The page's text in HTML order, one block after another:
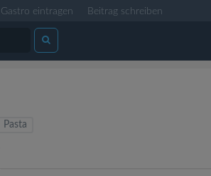
Gastro eintragen Beitrag schreiben
Pasta